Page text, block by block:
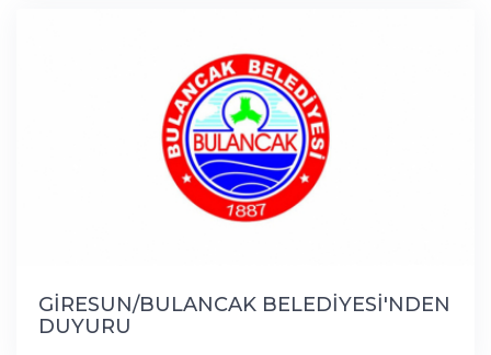
GİRESUN/BULANCAK BELEDİYESİ'NDEN
DUYURU